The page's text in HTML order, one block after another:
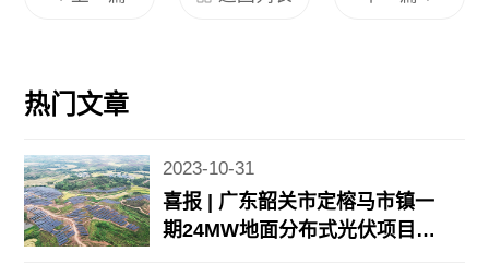
热门文章
2023-10-31
喜报 | 广东韶关市定榕马市镇一
期24MW地面分布式光伏项目顺